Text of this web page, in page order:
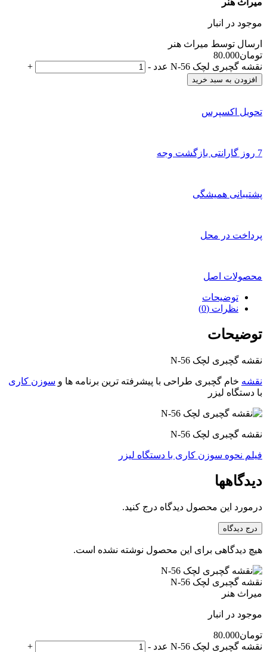
موجود در انبار
ارسال توسط میراث هنر
تومان80.000
نقشه گچبری لچک N-56 عدد
-
+
افزودن به سبد خرید
تحویل اکسپرس
7 روز گارانتی بازگشت وجه
پشتیبانی همیشگی
پرداخت در محل
محصولات اصل
توضیحات
نظرات (0)
توضیحات
نقشه گچبری لچک N-56
نقشه خام گچبری طراحی با پیشرفته ترین برنامه ها و سوزن کاری
با دستگاه لیزر
نقشه گچبری لچک N-56
فیلم نحوه سوزن کاری با دستگاه لیزر
دیدگاهها
درمورد این محصول دیدگاه درج کنید.
درج دیدگاه
هیچ دیدگاهی برای این محصول نوشته نشده است.
نقشه گچبری لچک N-56
میراث هنر
موجود در انبار
تومان80.000
نقشه گچبری لچک N-56 عدد
-
+